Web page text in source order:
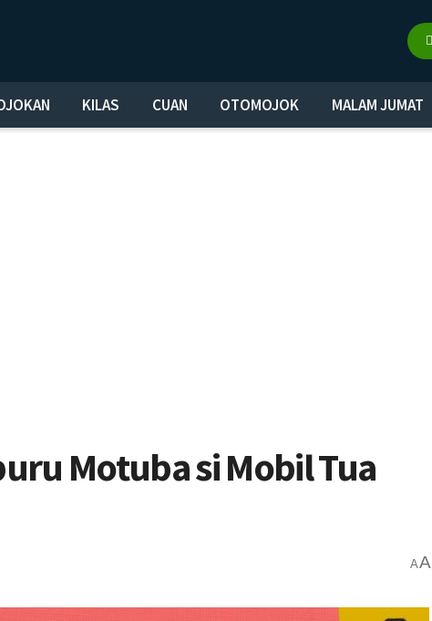
KILAS CUAN OTOMOJOK MALAM JUMAT
Motuba si Mobil Tua
AA